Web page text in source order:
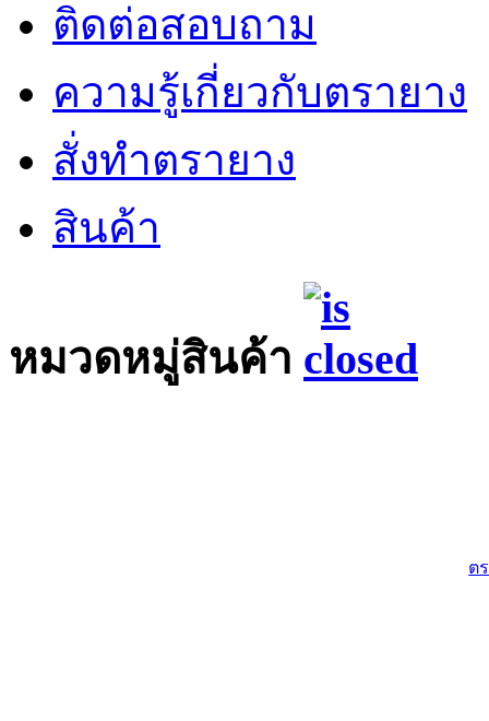
ติดต่อสอบถาม
ความรู้เกี่ยวกับตรายาง
สั่งทำตรายาง
สินค้า
หมวดหมู่สินค้า
ต